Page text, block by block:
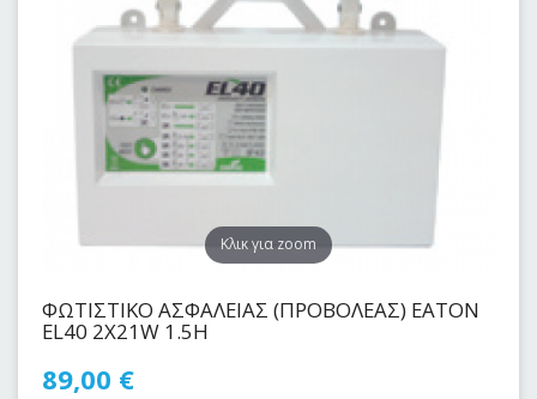
Kλικ για zoom
ΦΩΤΙΣΤΙΚΟ ΑΣΦΑΛΕΙΑΣ (ΠΡΟΒΟΛΕΑΣ) EATON
EL40 2X21W 1.5H
89,00 €